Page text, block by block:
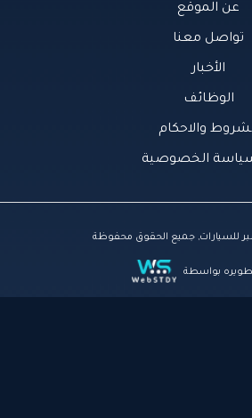
عن الموقع
تواصل معنا
الأخبار
الوظائف
والاحكام
الخصوصية
للسيارات, جميع الحقوق محفوظة
بواسطة